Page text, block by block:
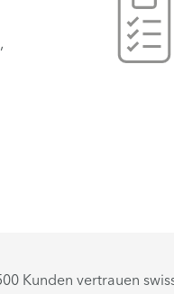
Kunden vertrauen